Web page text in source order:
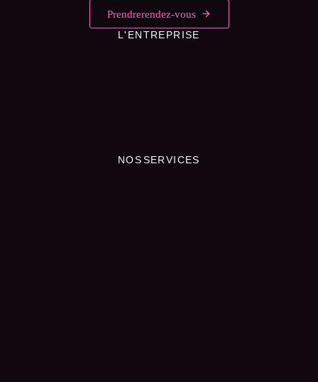
Prendre rendez-vous
L'ENTREPRISE
NOS SERVICES